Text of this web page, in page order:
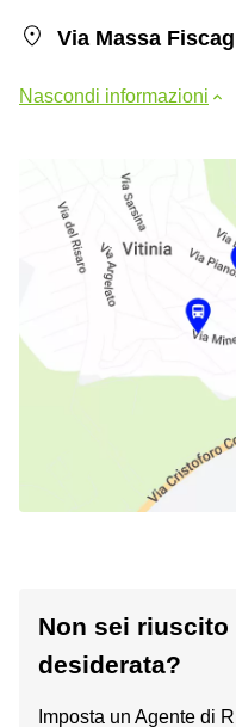
Via Massa
Nascondi informazioni
Non sei riuscito
desiderata?
Imposta un Agente di